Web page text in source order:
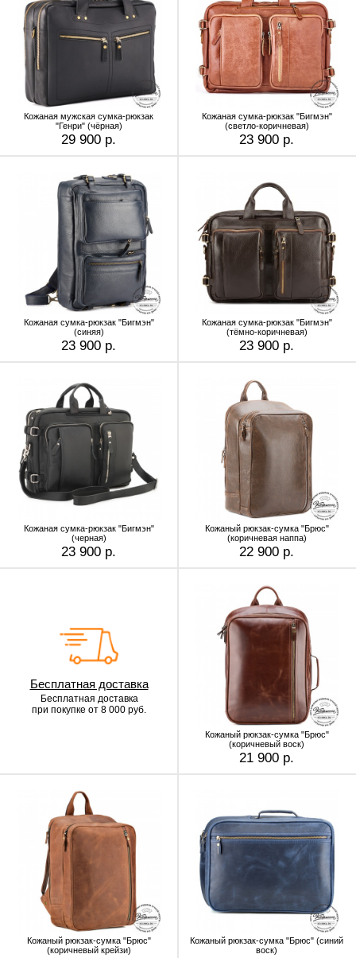
Кожаная мужская сумка-рюкзак
"Генри" (чёрная)
29 900 р.
Кожаная сумка-рюкзак "Бигмэн"
(светло-коричневая)
23 900 р.
Кожаная сумка-рюкзак "Бигмэн"
(синяя)
23 900 р.
Кожаная сумка-рюкзак "Бигмэн"
(тёмно-коричневая)
23 900 р.
Кожаная сумка-рюкзак "Бигмэн"
(черная)
23 900 р.
Кожаный рюкзак-сумка "Брюс"
(коричневая наппа)
22 900 р.
Бесплатная доставка
Бесплатная доставка
при покупке от 8 000 руб.
Кожаный рюкзак-сумка "Брюс"
(коричневый воск)
21 900 р.
Кожаный рюкзак-сумка "Брюс"
(коричневый крейзи)
Кожаный рюкзак-сумка "Брюс" (синий
воск)